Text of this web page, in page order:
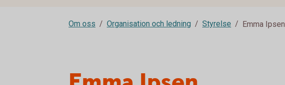
Om oss Organisation och ledning Styrelse Emma Ipsen